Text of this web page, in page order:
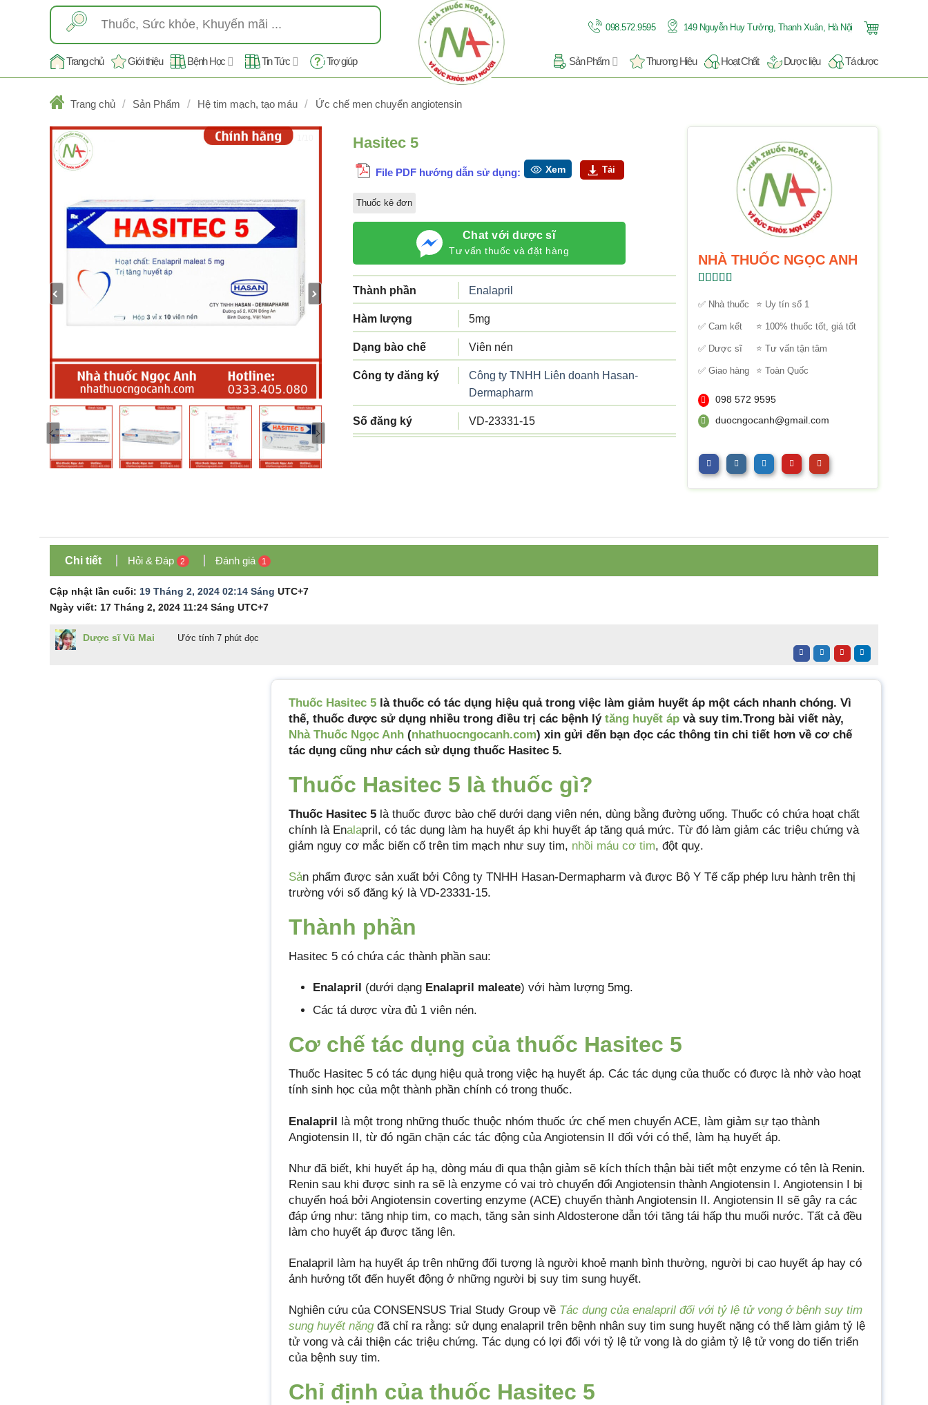
kiếm:
098.572.9595 149 Nguyễn Huy Tưởng, Thanh Xuân, Hà Nội
Trang chủ Giới thiệu Bệnh Học Tin Tức Trợ giúp Sản Phẩm Thương Hiệu Hoạt Chất Dược liệu Tá dược
Trang chủ / Sản Phẩm / Hệ tim mạch, tạo máu / Ức chế men chuyển angiotensin
Chat với dược sĩ
Tư vấn thuốc và đặt hàng
Hasitec 5
File PDF hướng dẫn sử dụng: Xem Tải
Thuốc kê đơn
Thành phần Enalapril
Hàm lượng 5mg
Dạng bào chế Viên nén
Công ty đăng ký
Công ty TNHH Liên doanh Hasan-
Dermapharm
Số đăng ký VD-23331-15
Hạn sử dụng 48 tháng kể từ ngày sản xuất
NHÀ THUỐC NGỌC ANH
hạng5.005
✅ Nhà thuốc ⭐ Uy tín số 1
✅ Cam kết ⭐ 100% thuốc tốt, giá tốt
✅ Dược sĩ ⭐ Tư vấn tận tâm
✅ Giao hàng ⭐ Toàn Quốc
098 572 9595
duocngocanh@gmail.com
Chi tiết Hỏi & Đáp 2 Đánh giá 1
Cập nhật lần cuối: 19 Tháng 2, 2024 02:14 Sáng UTC+7
Ngày viết: 17 Tháng 2, 2024 11:24 Sáng UTC+7
Dược sĩ Vũ Mai Ước tính 7 phút đọc
Thuốc Hasitec 5 là thuốc có tác dụng hiệu quả trong việc làm giảm huyết áp một cách nhanh chóng. Vì
thế, thuốc được sử dụng nhiều trong điều trị các bệnh lý tăng huyết áp và suy tim.Trong bài viết này,
Nhà Thuốc Ngọc Anh (nhathuocngocanh.com) xin gửi đến bạn đọc các thông tin chi tiết hơn về cơ chế
tác dụng cũng như cách sử dụng thuốc Hasitec 5.
Thuốc Hasitec 5 là thuốc gì?
Thuốc Hasitec 5 là thuốc được bào chế dưới dạng viên nén, dùng bằng đường uống. Thuốc có chứa hoạt chất
chính là Enalapril, có tác dụng làm hạ huyết áp khi huyết áp tăng quá mức. Từ đó làm giảm các triệu chứng và
giảm nguy cơ mắc biến cố trên tim mạch như suy tim, nhồi máu cơ tim, đột quỵ.
Sản phẩm được sản xuất bởi Công ty TNHH Hasan-Dermapharm và được Bộ Y Tế cấp phép lưu hành trên thị
trường với số đăng ký là VD-23331-15.
Thành phần
Hasitec 5 có chứa các thành phần sau:
Enalapril (dưới dạng Enalapril maleate) với hàm lượng 5mg.
Các tá dược vừa đủ 1 viên nén.
Cơ chế tác dụng của thuốc Hasitec 5
Thuốc Hasitec 5 có tác dụng hiệu quả trong việc hạ huyết áp. Các tác dụng của thuốc có được là nhờ vào hoạt
tính sinh học của một thành phần chính có trong thuốc.
Enalapril là một trong những thuốc thuộc nhóm thuốc ức chế men chuyển ACE, làm giảm sự tạo thành
Angiotensin II, từ đó ngăn chặn các tác động của Angiotensin II đối với có thể, làm hạ huyết áp.
Như đã biết, khi huyết áp hạ, dòng máu đi qua thận giảm sẽ kích thích thận bài tiết một enzyme có tên là Renin.
Renin sau khi được sinh ra sẽ là enzyme có vai trò chuyển đổi Angiotensin thành Angiotensin I. Angiotensin I bị
chuyển hoá bởi Angiotensin coverting enzyme (ACE) chuyển thành Angiotensin II. Angiotensin II sẽ gây ra các
đáp ứng như: tăng nhịp tim, co mạch, tăng sản sinh Aldosterone dẫn tới tăng tái hấp thu muối nước. Tất cả đều
làm cho huyết áp được tăng lên.
Enalapril làm hạ huyết áp trên những đối tượng là người khoẻ mạnh bình thường, người bị cao huyết áp hay có
ảnh hưởng tốt đến huyết động ở những người bị suy tim sung huyết.
Nghiên cứu của CONSENSUS Trial Study Group về Tác dụng của enalapril đối với tỷ lệ tử vong ở bệnh suy tim
sung huyết nặngđã chỉ ra rằng: sử dụng enalapril trên bệnh nhân suy tim sung huyết nặng có thể làm giảm tỷ lệ
tử vong và cải thiện các triệu chứng. Tác dụng có lợi đối với tỷ lệ tử vong là do giảm tỷ lệ tử vong do tiến triển
của bệnh suy tim.
Chỉ định của thuốc Hasitec 5